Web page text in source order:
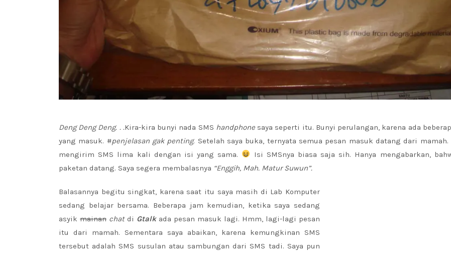
Deng Deng Deng. . .Kira-kira bunyi nada SMS handphonesaya seperti itu. Bunyi perulangan, karena ada
yang masuk. #penjelasan gak penting. Setelah saya buka, ternyata semua pesan masuk datang dari mamah.
mengirim SMS lima kali dengan isi yang sama.
Isi SMSnya biasa saja sih. Hanya mengabarkan,
paketan datang. Saya segera membalasnya “Enggih, Mah. Matur Suwun”.
Balasannya begitu singkat, karena saat itu saya masih di Lab Komputer
sedang belajar bersama. Beberapa jam kemudian, ketika saya sedang
asyik mainan chatdi Gtalkada pesan masuk lagi. Hmm, lagi-lagi pesan
itu dari mamah. Sementara saya abaikan, karena kemungkinan SMS
tersebut adalah SMS susulan atau sambungan dari SMS tadi. Saya pun